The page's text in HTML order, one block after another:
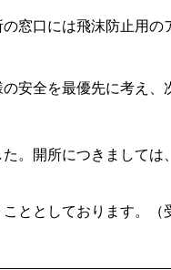
窓口には飛沫防止用
安全を最優先に考え、
。開所につきましては
ととしております。